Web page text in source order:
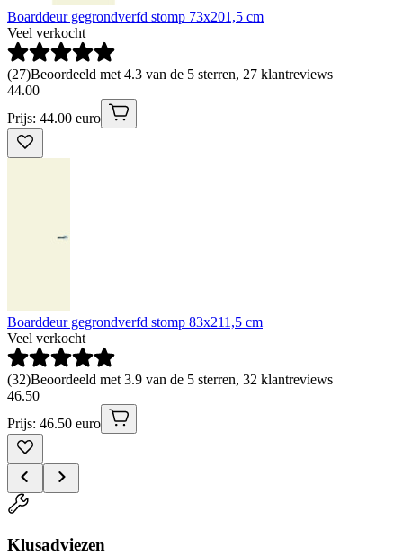
Boarddeur gegrondverfd stomp 73x201,5 cm
Veel verkocht
(27)Beoordeeld met 4.3 van de 5 sterren, 27 klantreviews
44.00
Prijs: 44.00 euro
Boarddeur gegrondverfd stomp 83x211,5 cm
Veel verkocht
(32)Beoordeeld met 3.9 van de 5 sterren, 32 klantreviews
46.50
Prijs: 46.50 euro
Klusadviezen